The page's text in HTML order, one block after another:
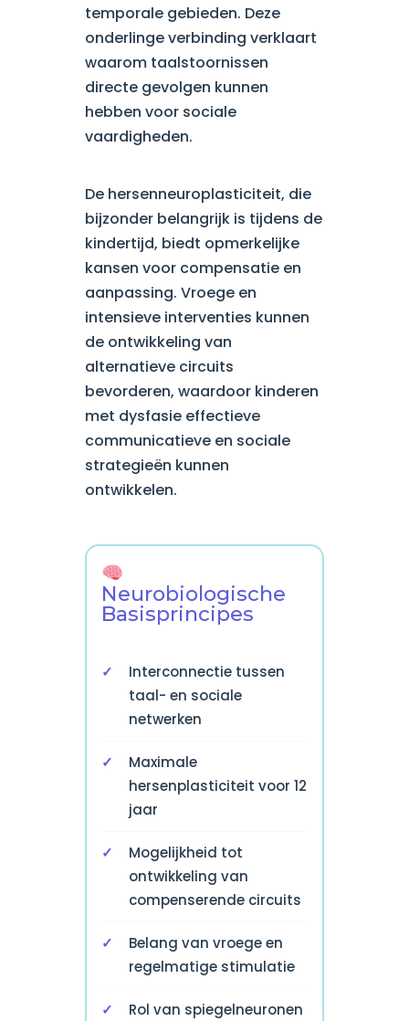
temporale gebieden. Deze
onderlinge verbinding verklaart
waarom taalstoornissen
directe gevolgen kunnen
hebben voor sociale
vaardigheden.
De hersenneuroplasticiteit, die
bijzonder belangrijk is tijdens de
kindertijd, biedt opmerkelijke
kansen voor compensatie en
aanpassing. Vroege en
intensieve interventies kunnen
de ontwikkeling van
alternatieve circuits
bevorderen, waardoor kinderen
met dysfasie effectieve
communicatieve en sociale
strategieën kunnen
ontwikkelen.
Neurobiologische
Basisprincipes
Interconnectie tussen
taal- en sociale
netwerken
Maximale
hersenplasticiteit voor 12
jaar
Mogelijkheid tot
ontwikkeling van
compenserende circuits
Belang van vroege en
regelmatige stimulatie
Rol van spiegelneuronen